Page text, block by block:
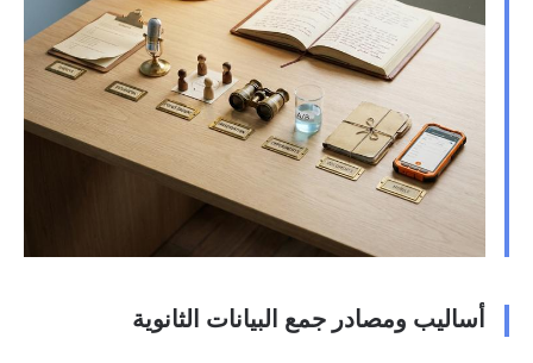
أساليب ومصادر جمع البيانات الثانوية